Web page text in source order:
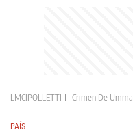
LMCIPOLLETTI Crimen De Umma
PAÍS